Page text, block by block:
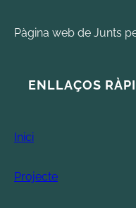
Pàgina web de Junts
ENLLAÇOS
Inici
Projecte